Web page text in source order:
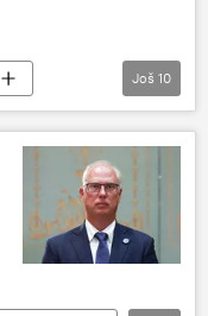
Nemačka
Još 10